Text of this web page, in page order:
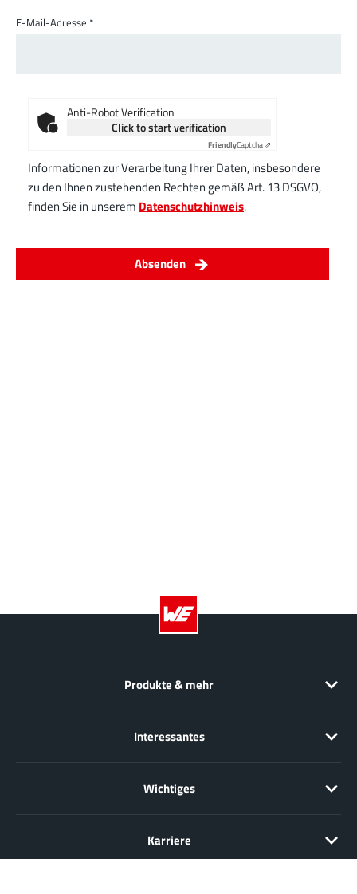
E-Mail-Adresse *
Anti-Robot Verification
Click to start verification
FriendlyCaptcha ⇗
Informationen zur Verarbeitung Ihrer Daten, insbesondere
zu den Ihnen zustehenden Rechten gemäß Art. 13 DSGVO,
finden Sie in unserem Datenschutzhinweis.
Absenden
Produkte & mehr
Interessantes
Wichtiges
Karriere